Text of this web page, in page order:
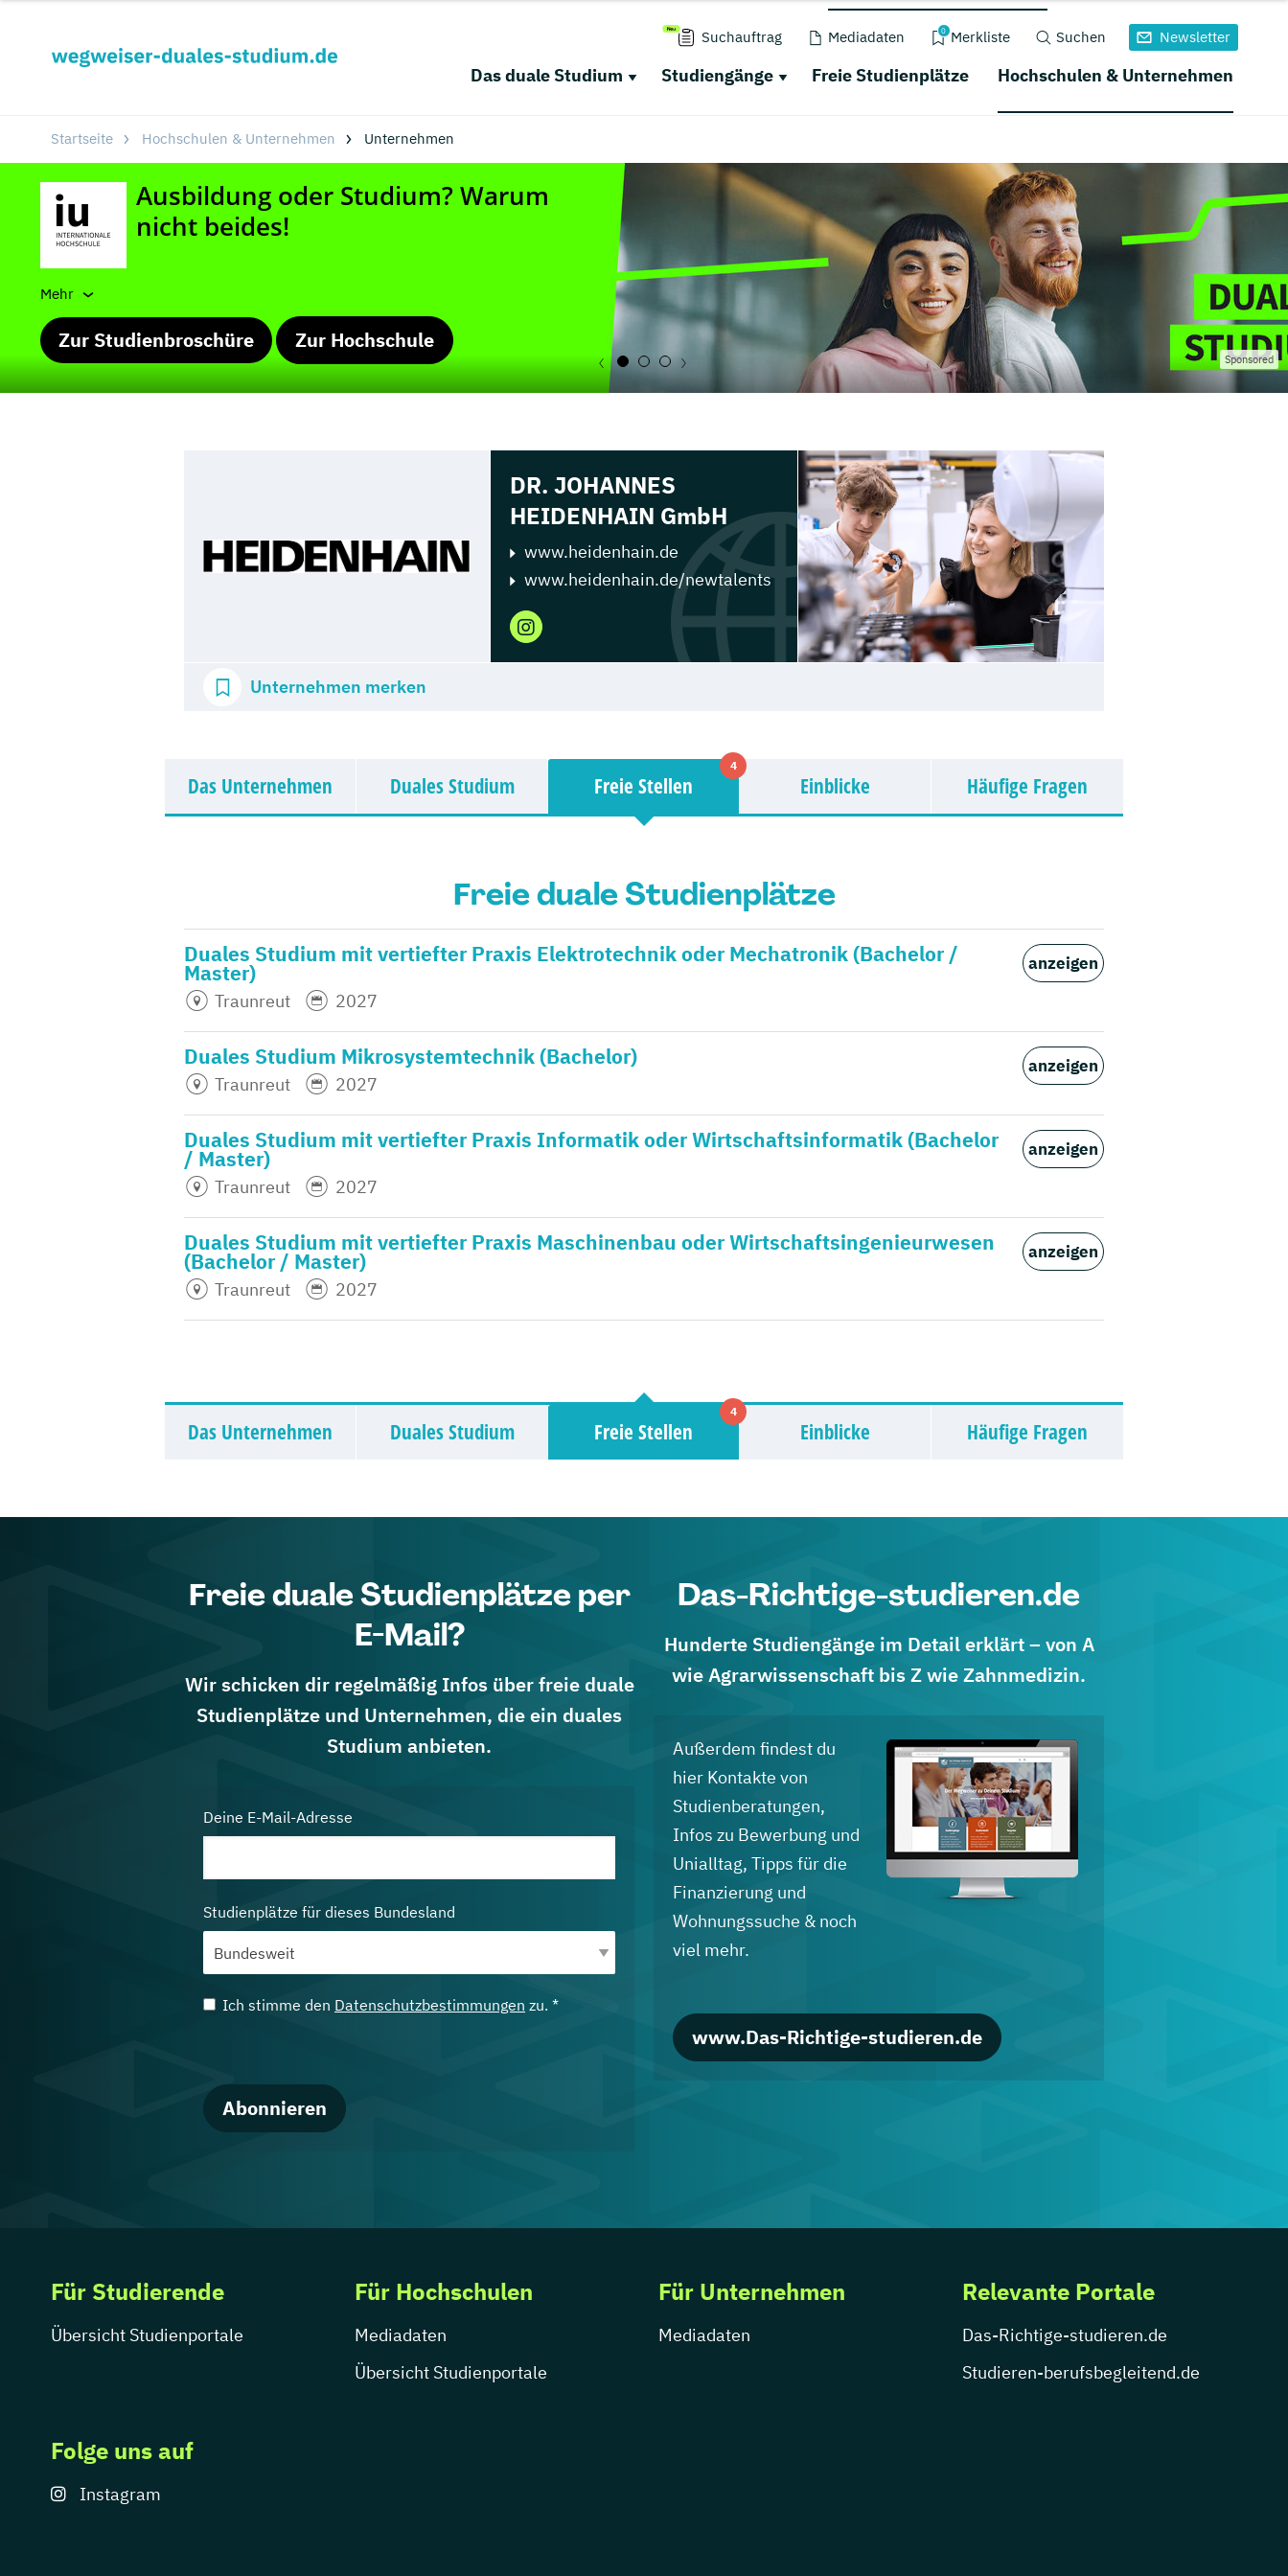
Suchauftrag Mediadaten 0 Merkliste Suchen Newsletter
Das duale Studium Studiengänge Freie Studienplätze Hochschulen & Unternehmen
Startseite Hochschulen & Unternehmen Unternehmen
Mehr
Zur Studienbroschüre Zur Hochschule
Sponsored
DR. JOHANNES
HEIDENHAIN GmbH
www.heidenhain.de
www.heidenhain.de/newtalents
Unternehmen merken
Das Unternehmen Duales Studium
4
Freie Stellen Einblicke Häufige Fragen
Freie duale Studienplätze
Duales Studium mit vertiefter Praxis Elektrotechnik oder Mechatronik (Bachelor /
Master)
Traunreut 2027
anzeigen
Duales Studium Mikrosystemtechnik (Bachelor)
Traunreut 2027
anzeigen
Duales Studium mit vertiefter Praxis Informatik oder Wirtschaftsinformatik (Bachelor
/ Master)
Traunreut 2027
anzeigen
Duales Studium mit vertiefter Praxis Maschinenbau oder Wirtschaftsingenieurwesen
(Bachelor / Master)
Traunreut 2027
anzeigen
Das Unternehmen Duales Studium
4
Freie Stellen Einblicke Häufige Fragen
Freie duale Studienplätze per
E-Mail?
Wir schicken dir regelmäßig Infos über freie duale
Studienplätze und Unternehmen, die ein duales
Studium anbieten.
Deine E-Mail-Adresse
Studienplätze für dieses Bundesland
Ich stimme den Datenschutzbestimmungen zu. *
Abonnieren
Das-Richtige-studieren.de
Hunderte Studiengänge im Detail erklärt – von A
wie Agrarwissenschaft bis Z wie Zahnmedizin.
Außerdem findest du
hier Kontakte von
Studienberatungen,
Infos zu Bewerbung und
Unialltag, Tipps für die
Finanzierung und
Wohnungssuche & noch
viel mehr.
www.Das-Richtige-studieren.de
Für Studierende
Übersicht Studienportale
Für Hochschulen
Mediadaten
Übersicht Studienportale
Für Unternehmen
Mediadaten
Relevante Portale
Das-Richtige-studieren.de
Studieren-berufsbegleitend.de
Folge uns auf
Instagram